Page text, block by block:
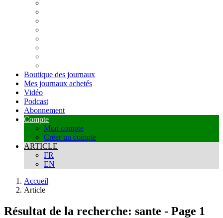
Boutique des journaux
Mes journaux achetés
Vidéo
Podcast
Abonnement
Compte
Mon compte
Créer un compte
ARTICLE
FR
EN
Accueil
Article
Résultat de la recherche: sante - Page 1